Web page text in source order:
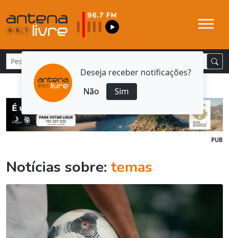
Deseja receber notificações?
Não
Sim
PUB
Notícias sobre: temas